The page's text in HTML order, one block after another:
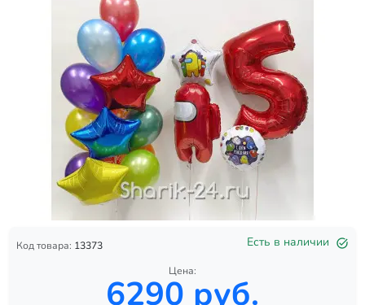
Код товара: 13373 Есть в наличии
Цена:
6290 руб.